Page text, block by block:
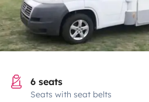
6 seats
Seats with seat belts